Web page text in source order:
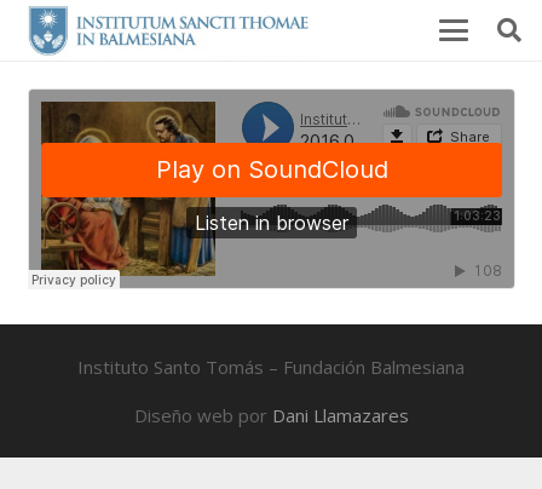
Instituto Santo Tomás – Fundación Balmesiana
Diseño web por Dani Llamazares